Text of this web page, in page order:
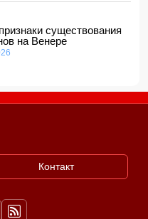
существования
на Венере
Контакт